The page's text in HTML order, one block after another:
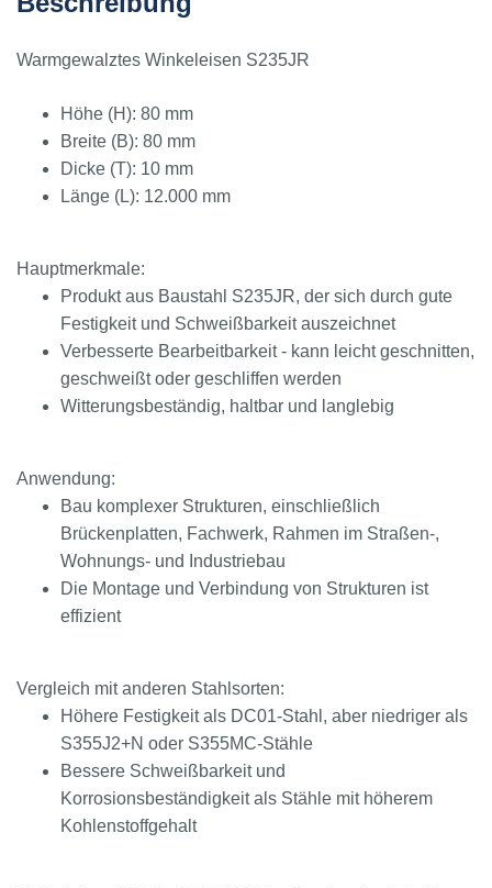
Warmgewalztes Winkeleisen S235JR
Höhe (H): 80 mm
Breite (B): 80 mm
Dicke (T): 10 mm
Länge (L): 12.000 mm
Hauptmerkmale:
Produkt aus Baustahl S235JR, der sich durch gute
Festigkeit und Schweißbarkeit auszeichnet
Verbesserte Bearbeitbarkeit - kann leicht geschnitten,
geschweißt oder geschliffen werden
Witterungsbeständig, haltbar und langlebig
Anwendung:
Bau komplexer Strukturen, einschließlich
Brückenplatten, Fachwerk, Rahmen im Straßen-,
Wohnungs- und Industriebau
Die Montage und Verbindung von Strukturen ist
effizient
Vergleich mit anderen Stahlsorten:
Höhere Festigkeit als DC01-Stahl, aber niedriger als
S355J2+N oder S355MC-Stähle
Bessere Schweißbarkeit und
Korrosionsbeständigkeit als Stähle mit höherem
Kohlenstoffgehalt